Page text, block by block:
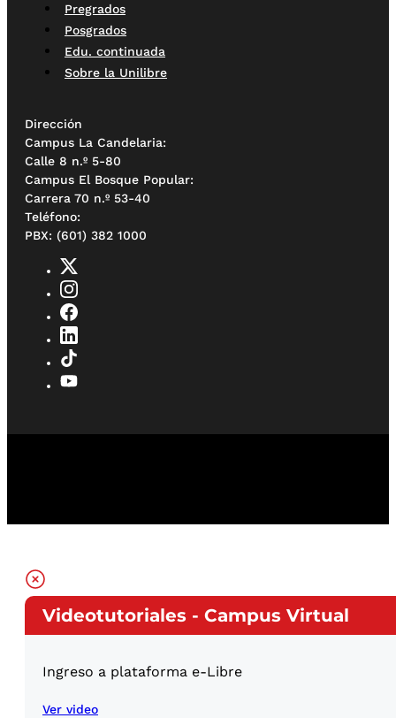
Pregrados
Posgrados
Edu. continuada
Sobre la Unilibre
Dirección
Campus La Candelaria:
Calle 8 n.º 5-80
Campus El Bosque Popular:
Carrera 70 n.º 53-40
Teléfono:
PBX: (601) 382 1000
Videotutoriales - Campus Virtual
Ingreso a plataforma e-Libre
Ver video